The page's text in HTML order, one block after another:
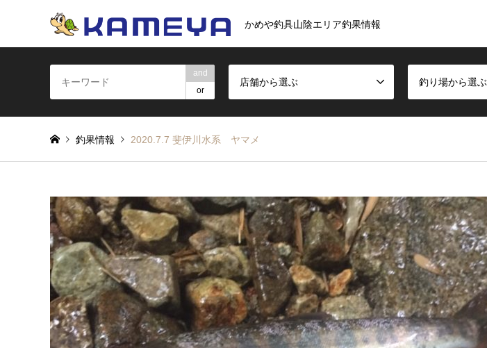
かめや釣具山陰エリア釣果情報
and
or
店舗から選ぶ 釣り場から選ぶ
釣果情報 2020.7.7 斐伊川水系 ヤマメ